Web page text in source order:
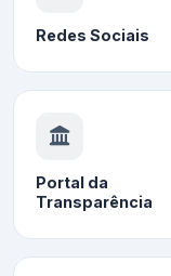
Redes Sociais
Portal da
Transparência